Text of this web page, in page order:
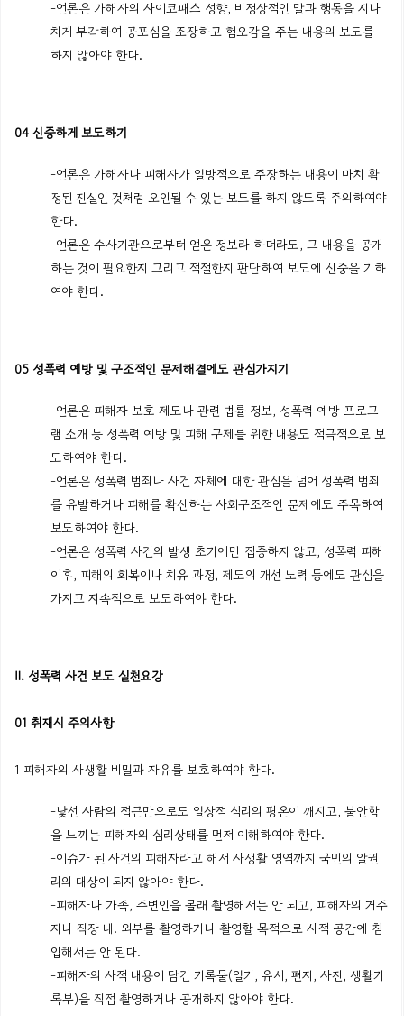
-언론은 가해자의 사이코패스 성향, 비정상적인 말과 행동을 지나
치게 부각하여 공포심을 조장하고 혐오감을 주는 내용의 보도를
하지 않아야 한다.
04 신중하게 보도하기
-언론은 가해자나 피해자가 일방적으로 주장하는 내용이 마치 확
정된 진실인 것처럼 오인될 수 있는 보도를 하지 않도록 주의하여야
한다.
-언론은 수사기관으로부터 얻은 정보라 하더라도, 그 내용을 공개
하는 것이 필요한지 그리고 적절한지 판단하여 보도에 신중을 기하
여야 한다.
05 성폭력 예방 및 구조적인 문제해결에도 관심가지기
-언론은 피해자 보호 제도나 관련 법률 정보, 성폭력 예방 프로그
램 소개 등 성폭력 예방 및 피해 구제를 위한 내용도 적극적으로 보
도하여야 한다.
-언론은 성폭력 범죄나 사건 자체에 대한 관심을 넘어 성폭력 범죄
를 유발하거나 피해를 확산하는 사회구조적인 문제에도 주목하여
보도하여야 한다.
-언론은 성폭력 사건의 발생 초기에만 집중하지 않고, 성폭력 피해
이후, 피해의 회복이나 치유 과정, 제도의 개선 노력 등에도 관심을
가지고 지속적으로 보도하여야 한다.
Ⅱ. 성폭력 사건 보도 실천요강
01 취재시 주의사항
1 피해자의 사생활 비밀과 자유를 보호하여야 한다.
-낯선 사람의 접근만으로도 일상적 심리의 평온이 깨지고, 불안함
을 느끼는 피해자의 심리상태를 먼저 이해하여야 한다.
-이슈가 된 사건의 피해자라고 해서 사생활 영역까지 국민의 알권
리의 대상이 되지 않아야 한다.
-피해자나 가족, 주변인을 몰래 촬영해서는 안 되고, 피해자의 거주
지나 직장 내. 외부를 촬영하거나 촬영할 목적으로 사적 공간에 침
입해서는 안 된다.
-피해자의 사적 내용이 담긴 기록물(일기, 유서, 편지, 사진, 생활기
록부)을 직접 촬영하거나 공개하지 않아야 한다.